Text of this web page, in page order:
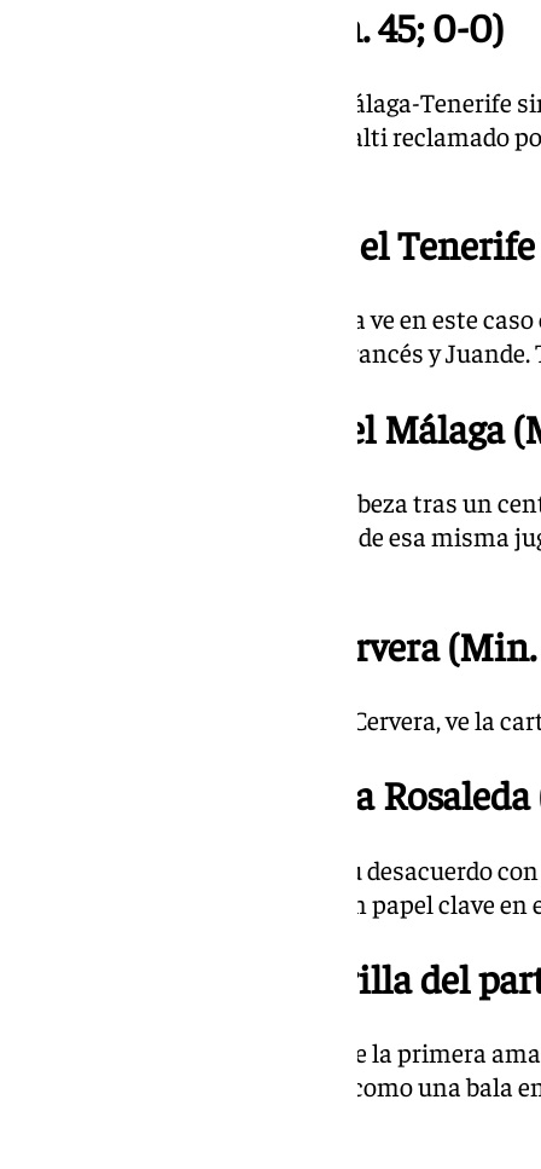
21.15 | Descanso (Min. 45; 0-0)
Termina la primera parte del Málaga-Tenerife
de la primera mitad por un penalti reclamado
21.07 | Amarilla para el
Otra amarilla para el Tenerife, la ve en este
jugadores de los tinerfeños; el francés y
20.55 | Doble aviso del Málaga
Primero fue Dani Sánchez de cabeza tras un
Merino en el rechace del córner de esa misma
20.46 | Amarilla a Cervera
El entrenador visitante, Álvaro Cervera, ve la
20.43 | Se enciende La
La afición empieza a mostrar su desacuerdo
local y la grada también tiene un papel clave en
20.35 | Primera amarilla del
El exmalaguista Juande Rivas ve la primera
sobre Lobete, que se marchaba como una bala